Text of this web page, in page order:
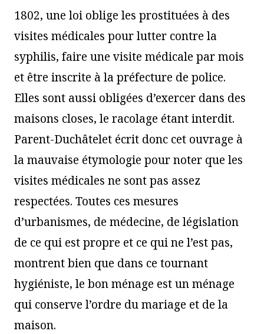
1802, une loi oblige les prostituées à des
visites médicales pour lutter contre la
syphilis, faire une visite médicale par mois
et être inscrite à la préfecture de police.
Elles sont aussi obligées d’exercer dans des
maisons closes, le racolage étant interdit.
Parent-Duchâtelet écrit donc cet ouvrage à
la mauvaise étymologie pour noter que les
visites médicales ne sont pas assez
respectées. Toutes ces mesures
d’urbanismes, de médecine, de législation
de ce qui est propre et ce qui ne l’est pas,
montrent bien que dans ce tournant
hygiéniste, le bon ménage est un ménage
qui conserve l’ordre du mariage et de la
maison.